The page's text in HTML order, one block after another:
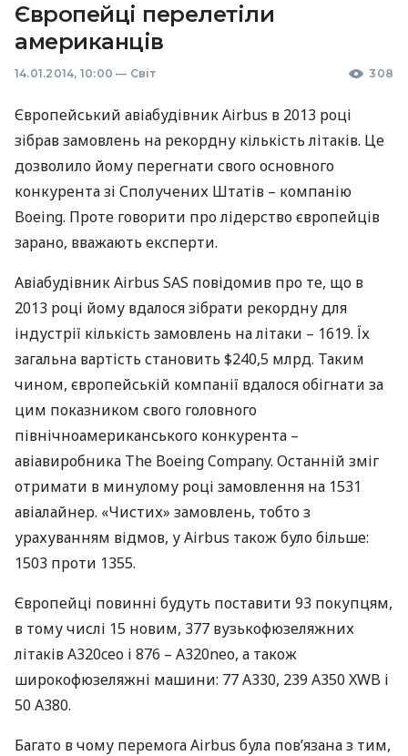
Європейці перелетіли
американців
14.01.2014, 10:00 — Світ 308
Європейський авіабудівник Airbus в 2013 році
зібрав замовлень на рекордну кількість літаків. Це
дозволило йому перегнати свого основного
конкурента зі Сполучених Штатів – компанію
Boeing. Проте говорити про лідерство європейців
зарано, вважають експерти.
Авіабудівник Airbus SAS повідомив про те, що в
2013 році йому вдалося зібрати рекордну для
індустрії кількість замовлень на літаки – 1619. Їх
загальна вартість становить $240,5 млрд. Таким
чином, європейській компанії вдалося обігнати за
цим показником свого головного
північноамериканського конкурента –
авіавиробника The Boeing Company. Останній зміг
отримати в минулому році замовлення на 1531
авіалайнер. «Чистих» замовлень, тобто з
урахуванням відмов, у Airbus також було більше:
1503 проти 1355.
Європейці повинні будуть поставити 93 покупцям,
в тому числі 15 новим, 377 вузькофюзеляжних
літаків A320ceo і 876 – A320neo, а також
широкофюзеляжні машини: 77 A330, 239 A350 XWB і
50 A380.
Багато в чому перемога Airbus була пов’язана з тим,